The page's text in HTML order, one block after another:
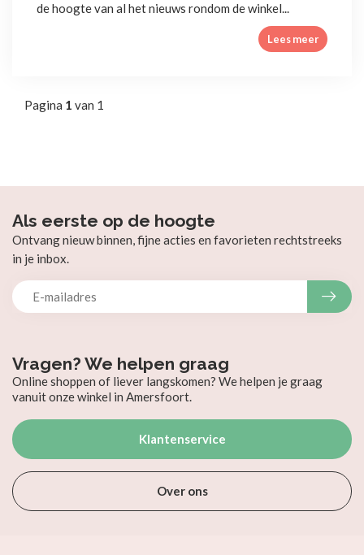
de hoogte van al het nieuws rondom de winkel...
Lees meer
Pagina 1 van 1
Vragen? We helpen graag
Online shoppen of liever langskomen? We helpen je graag
vanuit onze winkel in Amersfoort.
Klantenservice
Over ons
Als eerste op de hoogte
Ontvang nieuw binnen, fijne acties en favorieten rechtstreeks
in je inbox.